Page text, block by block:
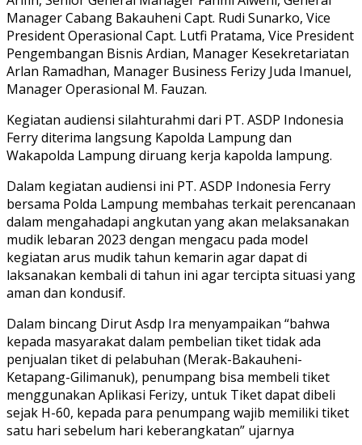
Manager Cabang Bakauheni Capt. Rudi Sunarko, Vice
President Operasional Capt. Lutfi Pratama, Vice President
Pengembangan Bisnis Ardian, Manager Kesekretariatan
Arlan Ramadhan, Manager Business Ferizy Juda Imanuel,
Manager Operasional M. Fauzan.
Kegiatan audiensi silahturahmi dari PT. ASDP Indonesia
Ferry diterima langsung Kapolda Lampung dan
Wakapolda Lampung diruang kerja kapolda lampung.
Dalam kegiatan audiensi ini PT. ASDP Indonesia Ferry
bersama Polda Lampung membahas terkait perencanaan
dalam mengahadapi angkutan yang akan melaksanakan
mudik lebaran 2023 dengan mengacu pada model
kegiatan arus mudik tahun kemarin agar dapat di
laksanakan kembali di tahun ini agar tercipta situasi yang
aman dan kondusif.
Dalam bincang Dirut Asdp Ira menyampaikan “bahwa
kepada masyarakat dalam pembelian tiket tidak ada
penjualan tiket di pelabuhan (Merak-Bakauheni-
Ketapang-Gilimanuk), penumpang bisa membeli tiket
menggunakan Aplikasi Ferizy, untuk Tiket dapat dibeli
sejak H-60, kepada para penumpang wajib memiliki tiket
satu hari sebelum hari keberangkatan” ujarnya